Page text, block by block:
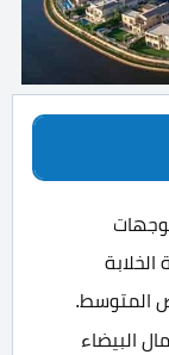
المتوسط.
البيضاء